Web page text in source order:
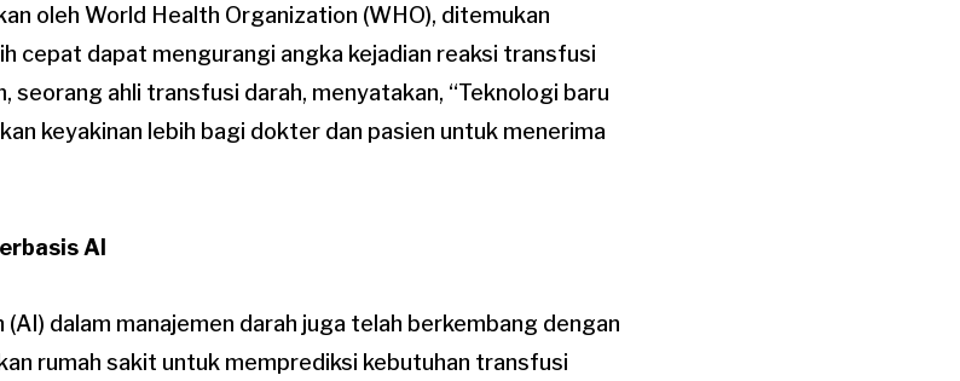
oleh World Health Organization (WHO), ditemukan
cepat dapat mengurangi angka kejadian reaksi transfusi
seorang ahli transfusi darah, menyatakan, “Teknologi baru
keyakinan lebih bagi dokter dan pasien untuk menerima
AI
dalam manajemen darah juga telah berkembang dengan
rumah sakit untuk memprediksi kebutuhan transfusi